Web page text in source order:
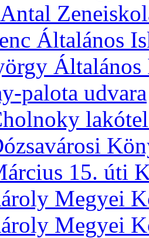
Általános
Általános
palota udvara
15. úti
Megyei
Megyei